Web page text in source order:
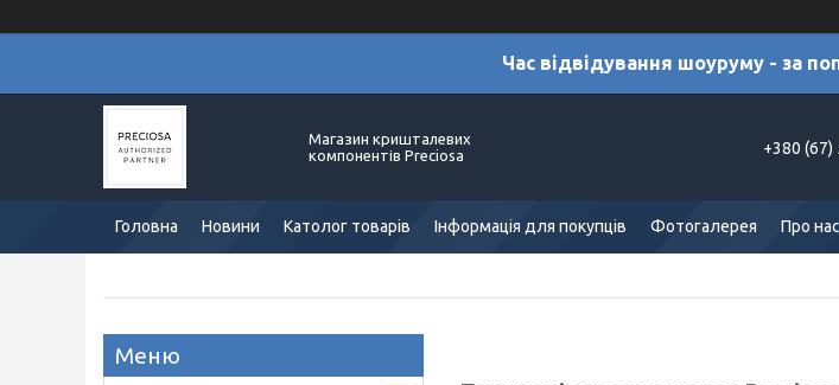
Час відвідування шоуруму - за
Магазин кришталевих
компонентів Preciosa
+380 (67)
Головна Новини Католог товарів Інформація для покупців Фотогалерея Про нас